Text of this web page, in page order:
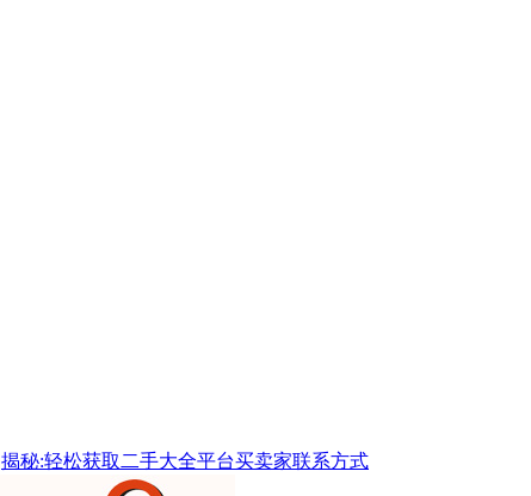
揭秘:轻松获取二手大全平台买卖家联系方式